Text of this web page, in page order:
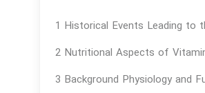
1 Historical Events Leading to
2 Nutritional Aspects of
3 Background Physiology and